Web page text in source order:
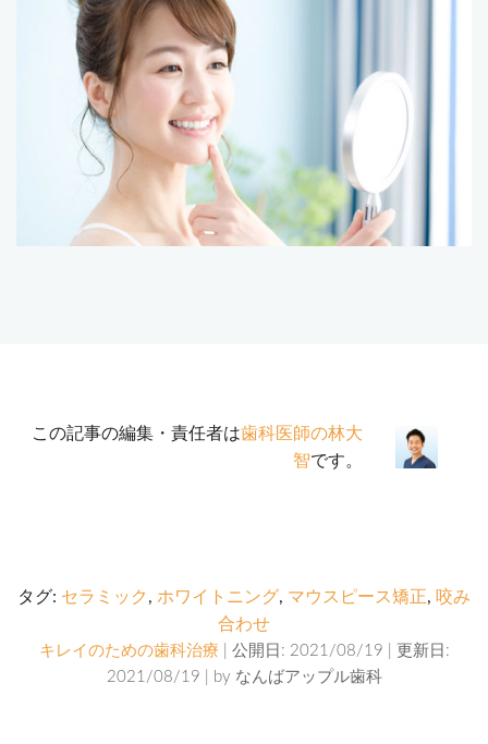
この記事の編集・責任者は歯科医師の林大
智です。
タグ: セラミック , ホワイトニング, マウスピース矯正, 咬み
合わせ
キレイのための歯科治療 | 公開日: 2021/08/19 | 更新日:
2021/08/19 | by なんばアップル歯科